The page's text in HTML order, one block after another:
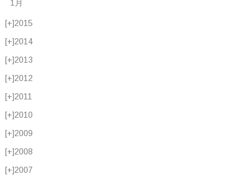
1月
[+]2015
[+]2014
[+]2013
[+]2012
[+]2011
[+]2010
[+]2009
[+]2008
[+]2007